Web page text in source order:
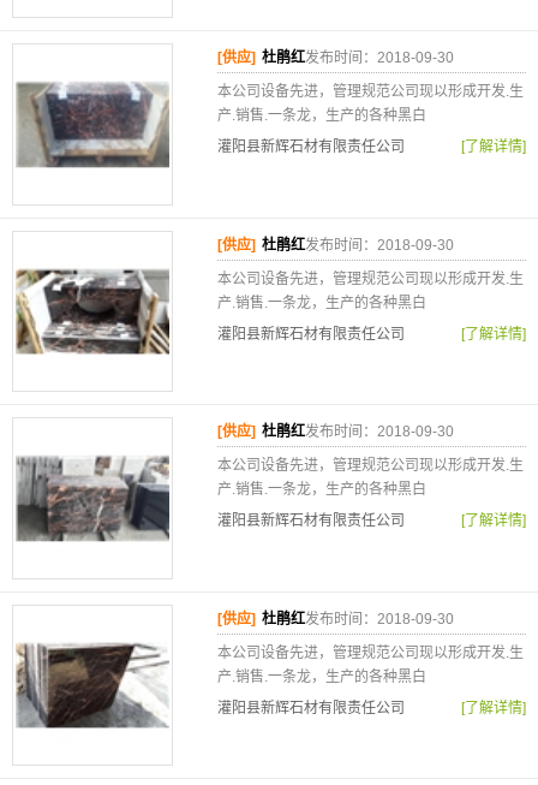
[供应] 杜鹃红发布时间：2018-09-30
本公司设备先进，管理规范公司现以形成开发.生
产.销售.一条龙，生产的各种黑白
灌阳县新辉石材有限责任公司
[了解详情]
[供应] 杜鹃红发布时间：2018-09-30
本公司设备先进，管理规范公司现以形成开发.生
产.销售.一条龙，生产的各种黑白
灌阳县新辉石材有限责任公司
[了解详情]
[供应] 杜鹃红发布时间：2018-09-30
本公司设备先进，管理规范公司现以形成开发.生
产.销售.一条龙，生产的各种黑白
灌阳县新辉石材有限责任公司
[了解详情]
[供应] 杜鹃红发布时间：2018-09-30
本公司设备先进，管理规范公司现以形成开发.生
产.销售.一条龙，生产的各种黑白
灌阳县新辉石材有限责任公司
[了解详情]